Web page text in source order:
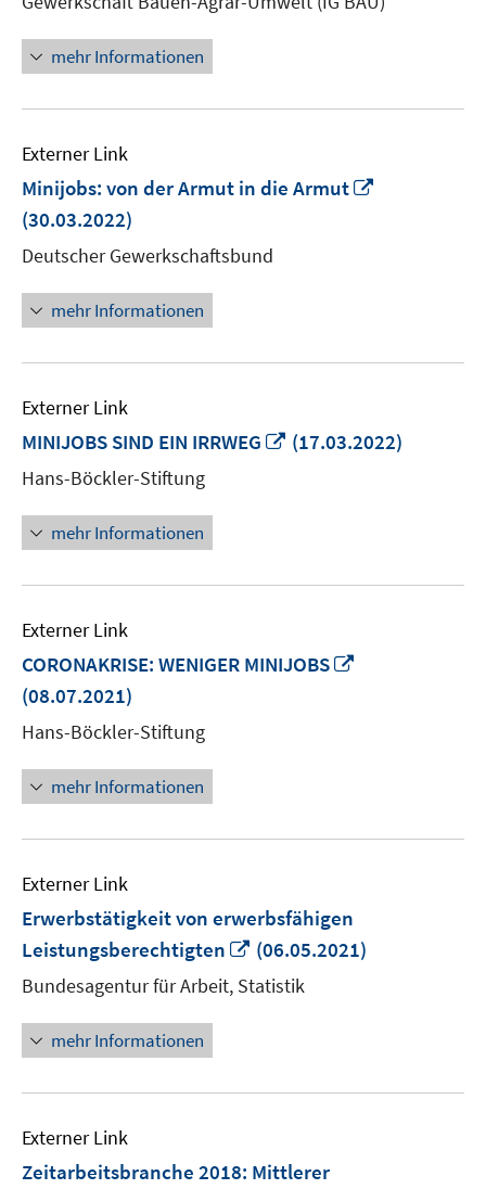
Fenster
öffnen
mehr Informationen
Externer Link
Minijobs: von der Armut in die Armut
(30.03.2022)
Deutscher Gewerkschaftsbund
mehr Informationen
Externer Link
MINIJOBS SIND EIN IRRWEG
In
(17.03.2022)
Hans-Böckler-Stiftung
mehr Informationen
Externer Link
CORONAKRISE: WENIGER MINIJOBS
(08.07.2021)
Hans-Böckler-Stiftung
mehr Informationen
Externer Link
Erwerbstätigkeit von erwerbsfähigen
Leistungsberechtigten
In
neuem
Fenster
(06.05.2021)
Bundesagentur für Arbeit, Statistik
mehr Informationen
Externer Link
Zeitarbeitsbranche 2018: Mittlerer